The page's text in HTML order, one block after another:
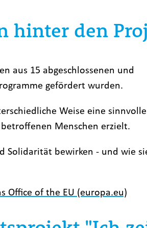
hinter den
aus 15 abgeschlossenen und
gefördert wurden.
Weise eine
Menschen erzielt.
Solidarität bewirken - und wie
Office of the EU (europa.eu)